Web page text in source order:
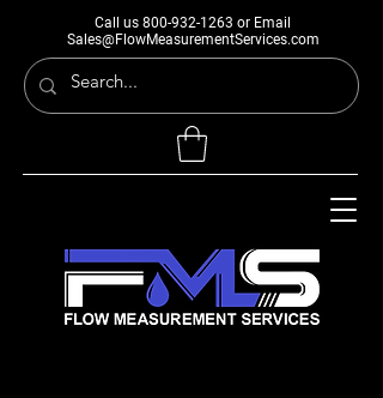
Call us 800-932-1263 or Email
Sales@FlowMeasurementServices.com